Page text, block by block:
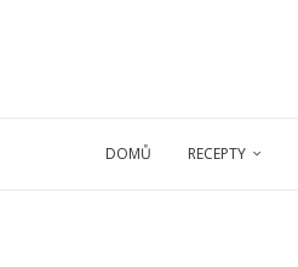
DOMŮ RECEPTY